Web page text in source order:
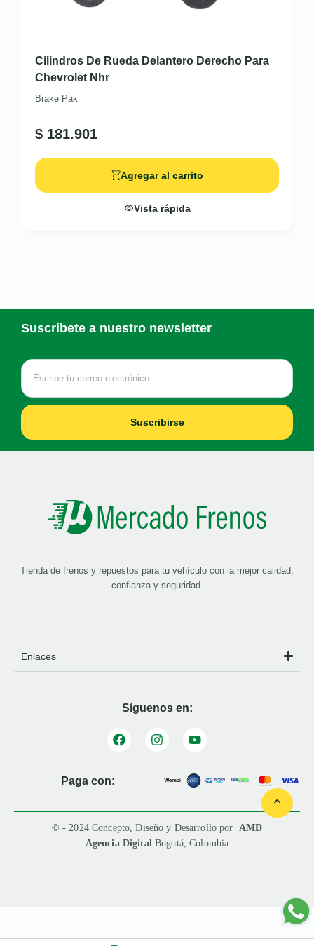
Cilindros De Rueda Delantero Derecho Para
Chevrolet Nhr
Brake Pak
$ 181.901
Agregar al carrito
Vista rápida
Suscríbete a nuestro newsletter
Suscribirse
Tienda de frenos y repuestos para tu vehículo con la mejor calidad,
confianza y seguridad.
Enlaces
Síguenos en:
Paga con:
© - 2024 Concepto, Diseño y Desarrollo por AMD
Agencia Digital Bogotá, Colombia